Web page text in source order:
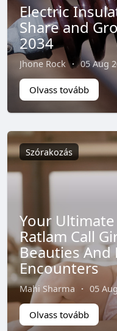
Electric
Share and
2034
Jhone Rock · 05 Aug
Olvass tovább
Szórakozás
Your
Ratlam Call
Beauties And
Encounters
Mahi Sharma · 05
Olvass tovább